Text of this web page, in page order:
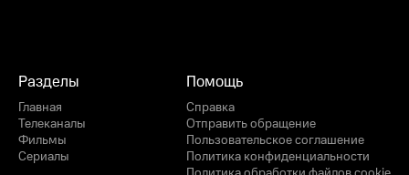
Разделы
Главная
Телеканалы
Фильмы
Сериалы
Помощь
Справка
Отправить обращение
Пользовательское соглашение
Политика конфиденциальности